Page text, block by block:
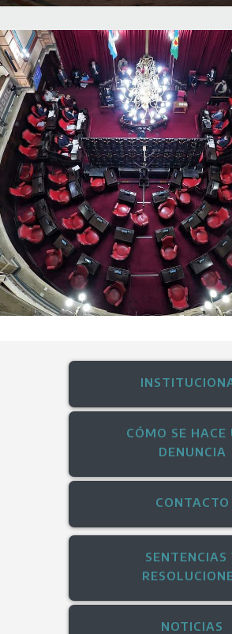
CÓMO SE HACE
DENUNCIA
CONTACTO
SENTENCIAS
NOTICIAS